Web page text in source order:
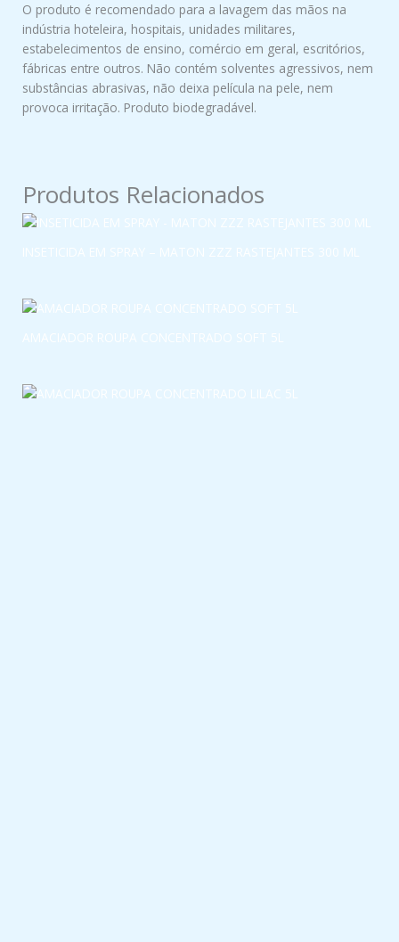
O produto é recomendado para a lavagem das mãos na
indústria hoteleira, hospitais, unidades militares,
estabelecimentos de ensino, comércio em geral, escritórios,
fábricas entre outros. Não contém solventes agressivos, nem
substâncias abrasivas, não deixa película na pele, nem
provoca irritação. Produto biodegradável.
Produtos Relacionados
INSETICIDA EM SPRAY – MATON ZZZ RASTEJANTES 300 ML
AMACIADOR ROUPA CONCENTRADO SOFT 5L